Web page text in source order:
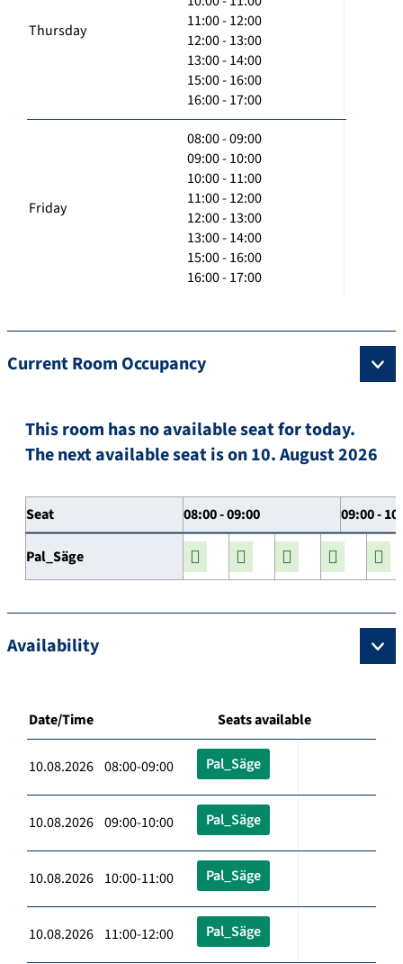
Thursday
11:00 - 12:00
12:00 - 13:00
13:00 - 14:00
15:00 - 16:00
16:00 - 17:00
Friday
08:00 - 09:00
09:00 - 10:00
10:00 - 11:00
11:00 - 12:00
12:00 - 13:00
13:00 - 14:00
15:00 - 16:00
16:00 - 17:00
Current Room Occupancy
This room has no available seat for today.
The next available seat is on 10. August 2026
Seat 08:00 - 09:00 09:00 -
Pal_Säge
Availability
Date/Time Seats available
10.08.2026 08:00-09:00 Pal_Säge
10.08.2026 09:00-10:00 Pal_Säge
10.08.2026 10:00-11:00 Pal_Säge
10.08.2026 11:00-12:00 Pal_Säge